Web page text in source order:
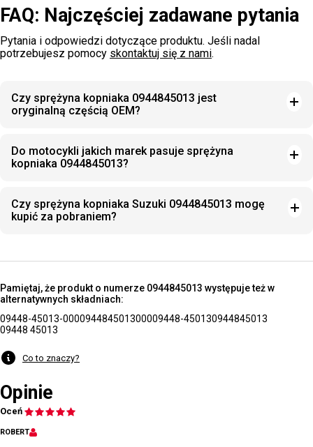
FAQ: Najczęściej zadawane pytania
Pytania i odpowiedzi dotyczące produktu. Jeśli nadal
potrzebujesz pomocy skontaktuj się z nami.
Czy sprężyna kopniaka 0944845013 jest
oryginalną częścią OEM?
Do motocykli jakich marek pasuje sprężyna
kopniaka 0944845013?
Czy sprężyna kopniaka Suzuki 0944845013 mogę
kupić za pobraniem?
Pamiętaj, że produkt o numerze 0944845013 występuje też w
alternatywnych składniach:
09448-45013-000094484501300009448-450130944845013
09448 45013
Co to znaczy?
Opinie
Oceń
ROBERT